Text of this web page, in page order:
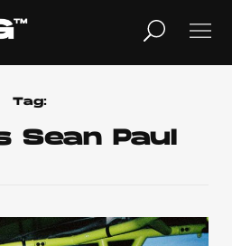
Tag:
Sean Paul